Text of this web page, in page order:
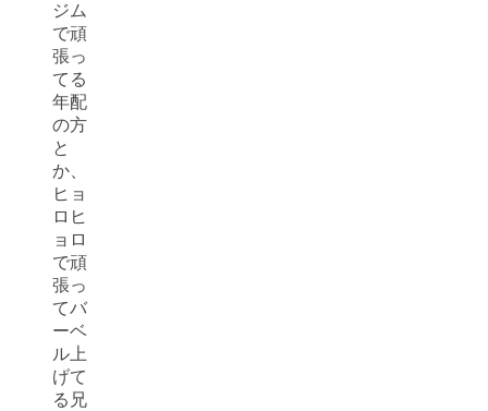
ジム
で頑
張っ
てる
年配
の方
と
か、
ヒョ
ロヒ
ョロ
で頑
張っ
てバ
ーベ
ル上
げて
る兄